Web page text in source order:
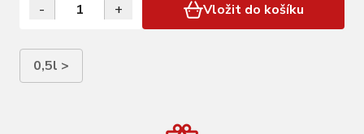
- + Vložit do košíku
0,5l >